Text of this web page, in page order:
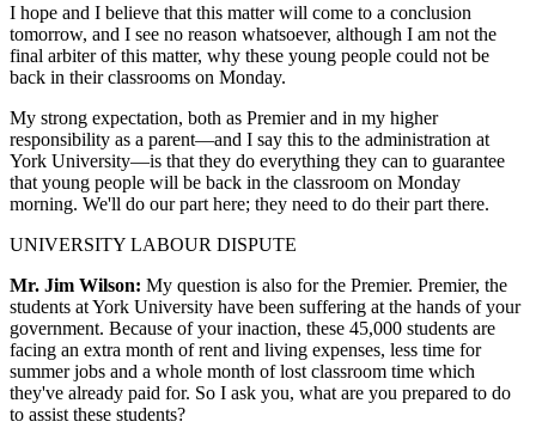
I hope and I believe that this matter will come to a conclusion
tomorrow, and I see no reason whatsoever, although I am not the
final arbiter of this matter, why these young people could not be
back in their classrooms on Monday.
My strong expectation, both as Premier and in my higher
responsibility as a parent—and I say this to the administration at
York University—is that they do everything they can to guarantee
that young people will be back in the classroom on Monday
morning. We'll do our part here; they need to do their part there.
UNIVERSITY LABOUR DISPUTE
Mr. Jim Wilson: My question is also for the Premier. Premier, the
students at York University have been suffering at the hands of your
government. Because of your inaction, these 45,000 students are
facing an extra month of rent and living expenses, less time for
summer jobs and a whole month of lost classroom time which
they've already paid for. So I ask you, what are you prepared to do
to assist these students?